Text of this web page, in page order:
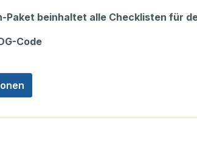
Paket beinhaltet alle Checklisten für
Code